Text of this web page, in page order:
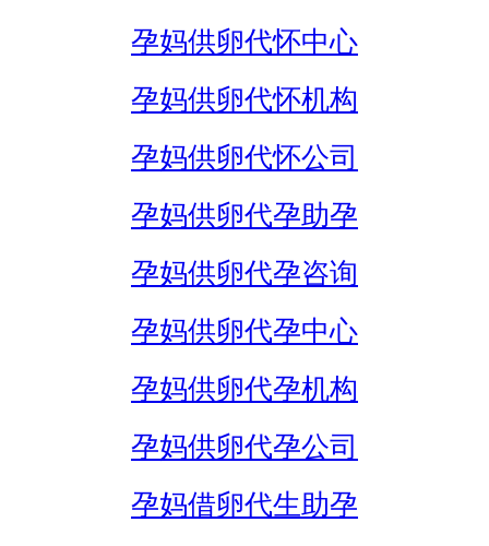
孕妈供卵代怀中心
孕妈供卵代怀机构
孕妈供卵代怀公司
孕妈供卵代孕助孕
孕妈供卵代孕咨询
孕妈供卵代孕中心
孕妈供卵代孕机构
孕妈供卵代孕公司
孕妈借卵代生助孕